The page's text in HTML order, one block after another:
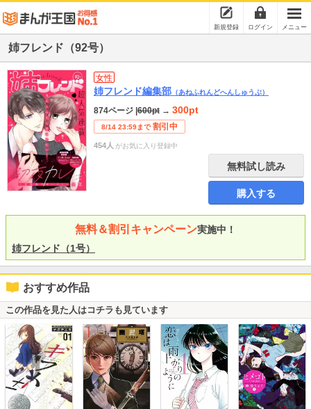
新規登録 ログイン メニュー
姉フレンド（92号）
女性
姉フレンド編集部 （あねふれんどへんしゅうぶ）
874ページ 600pt → 300pt
8/14 23:59まで 割引中
454人 がお気に入り登録中
無料試し読み
購入する
無料＆割引キャンペーン実施中！
姉フレンド（1号）
おすすめ作品
この作品を見た人はコチラも見ています